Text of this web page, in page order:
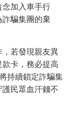
加入車手行
騙集團的棄
若發現親友異
卡，務必提高
持續鎖定詐騙集
民眾血汗錢不